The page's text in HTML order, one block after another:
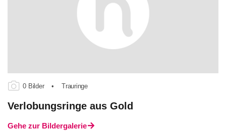
0 Bilder • Trauringe
Verlobungsringe aus Gold
Gehe zur Bildergalerie